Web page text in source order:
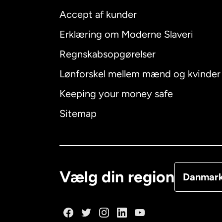
Accept af kunder
Erklæring om Moderne Slaveri
Regnskabsopgørelser
Lønforskel mellem mænd og kvinder
Keeping your money safe
Sitemap
Vælg din region
Australien